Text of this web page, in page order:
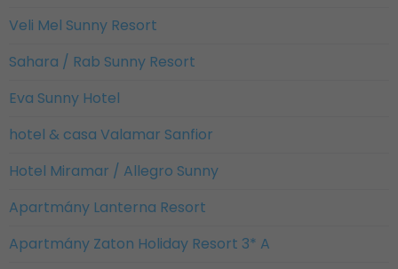
Veli Mel Sunny Resort
Sahara / Rab Sunny Resort
Eva Sunny Hotel
hotel & casa Valamar Sanfior
Hotel Miramar / Allegro Sunny
Apartmány Lanterna Resort
Apartmány Zaton Holiday Resort 3* A